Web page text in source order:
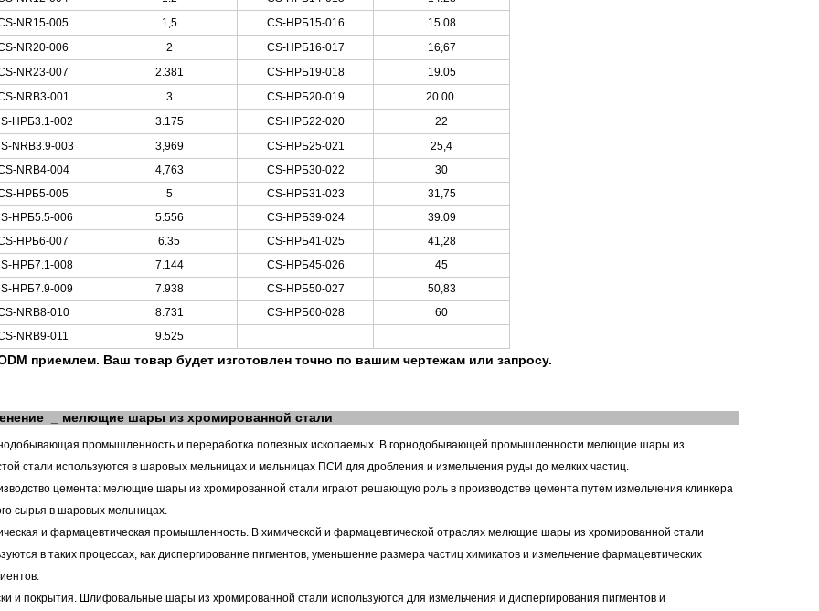
NR15-005
1,5 CS-НРБ15-016
15.08
NR20-006
2 CS-НРБ16-017
16,67
NR23-007
2.381 CS-НРБ19-018
19.05
NRB3-001
3 CS-НРБ20-019
20.00
НРБ3.1-002
3.175 CS-НРБ22-020
22
NRB3.9-003
3,969 CS-НРБ25-021
25,4
NRB4-004
4,763 CS-НРБ30-022
30
НРБ5-005
5 CS-НРБ31-023
31,75
НРБ5.5-006
5.556 CS-НРБ39-024
39.09
НРБ6-007
6.35 CS-НРБ41-025
41,28
НРБ7.1-008
7.144 CS-НРБ45-026
45
НРБ7.9-009
7.938 CS-НРБ50-027
50,83
NRB8-010
8.731 CS-НРБ60-028
60
NRB9-011
9.525
приемлем. Ваш товар будет изготовлен точно по вашим чертежам или запросу.
мелющие шары из хромированной стали
промышленность и переработка полезных ископаемых. В горнодобывающей промышленности мелющие шары из
стали используются в шаровых мельницах и мельницах ПСИ для дробления и измельчения руды до мелких частиц.
цемента: мелющие шары из хромированной стали играют решающую роль в производстве цемента путем измельчения клинкера
сырья в шаровых мельницах.
и фармацевтическая промышленность. В химической и фармацевтической отраслях мелющие шары из хромированной стали
в таких процессах, как диспергирование пигментов, уменьшение размера частиц химикатов и измельчение фармацевтических
и покрытия. Шлифовальные шары из хромированной стали используются для измельчения и диспергирования пигментов и